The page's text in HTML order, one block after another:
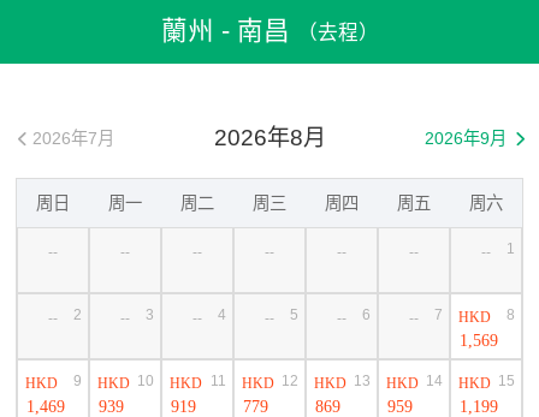
> 中國機票
蘭州 - 南昌 （去程）
2026年8月
 2026年7月 2026年9月 
周日 周一 周二 周三 周四 周五 周六
-- -- -- -- -- -- -- 1
-- 2 -- 3 -- 4 -- 5 -- 6 -- 7 HKD
1,569
8
HKD
1,469
9 HKD
939
10 HKD
919
11 HKD
779
12 HKD
869
13 HKD
959
14 HKD
1,199
15